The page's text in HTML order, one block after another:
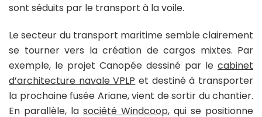
sont séduits par le transport à la voile.
Le secteur du transport maritime semble clairement
se tourner vers la création de cargos mixtes. Par
exemple, le projet Canopée dessiné par le cabinet
d’architecture navale VPLP et destiné à transporter
la prochaine fusée Ariane, vient de sortir du chantier.
En parallèle, la société Windcoop, qui se positionne